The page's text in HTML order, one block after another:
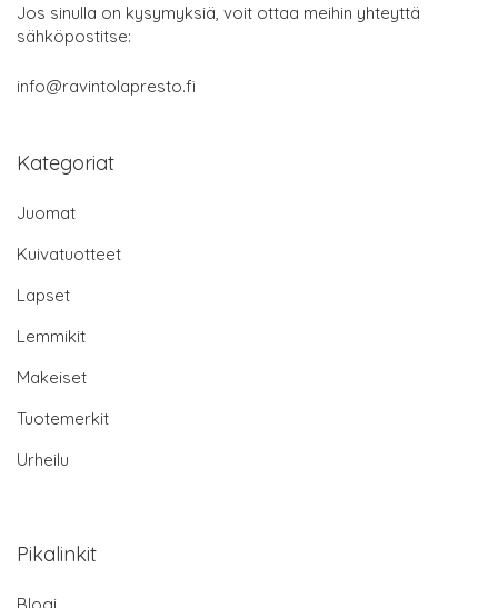
Jos sinulla on kysymyksiä, voit ottaa meihin yhteyttä
sähköpostitse:
info@ravintolapresto.fi
Kategoriat
Juomat
Kuivatuotteet
Lapset
Lemmikit
Makeiset
Tuotemerkit
Urheilu
Pikalinkit